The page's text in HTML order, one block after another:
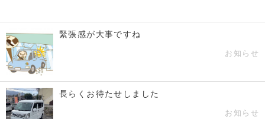
緊張感が大事ですね
お知らせ
長らくお待たせしました
お知らせ